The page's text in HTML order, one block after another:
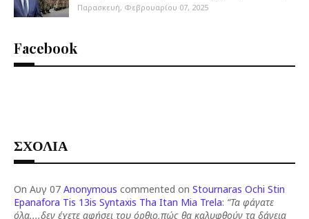
Παρασκευή, Φεβρουαρίου 07, 2025
Facebook
ΣΧΟΛΙΑ
On Αυγ 07 Anonymous commented on Stournaras Ochi Stin
Epanafora Tis 13is Syntaxis Tha Itan Mia Trela: “Τα φάγατε
όλα....δεν έχετε αφήσει του όρθιο,πώς θα καλυφθούν τα δάνεια